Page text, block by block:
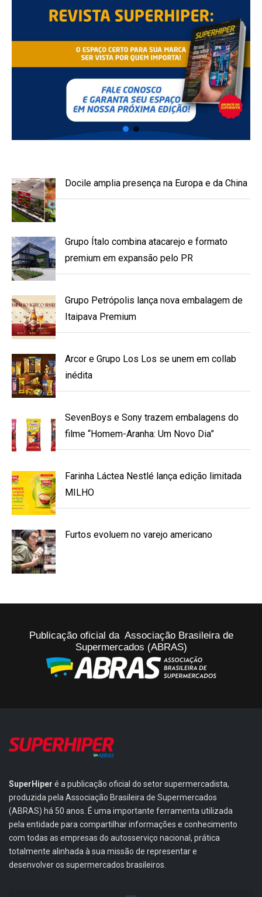
Docile amplia presença na Europa e da China
Grupo Ítalo combina atacarejo e formato
premium em expansão pelo PR
Grupo Petrópolis lança nova embalagem de
Itaipava Premium
Arcor e Grupo Los Los se unem em collab
inédita
SevenBoys e Sony trazem embalagens do
filme “Homem-Aranha: Um Novo Dia”
Farinha Láctea Nestlé lança edição limitada
MILHO
Furtos evoluem no varejo americano
Publicação oficial da Associação Brasileira de
Supermercados (ABRAS)
SuperHiper é a publicação oficial do setor supermercadista,
produzida pela Associação Brasileira de Supermercados
(ABRAS) há 50 anos. É uma importante ferramenta utilizada
pela entidade para compartilhar informações e conhecimento
com todas as empresas do autosserviço nacional, prática
totalmente alinhada à sua missão de representar e
desenvolver os supermercados brasileiros.